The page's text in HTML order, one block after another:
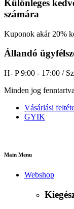
Különleges
számára
Kuponok akár 20%
Állandó
H- P 9:00 - 17:00 /
Minden jog
Vásárlási
GYIK
Main Menu
Webshop